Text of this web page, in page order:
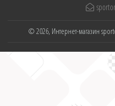
© 2026, Интернет-магазин